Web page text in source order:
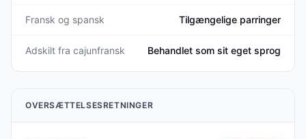
Fransk og spansk Tilgængelige parringer
Adskilt fra cajunfransk Behandlet som sit eget sprog
OVERSÆTTELSESRETNINGER